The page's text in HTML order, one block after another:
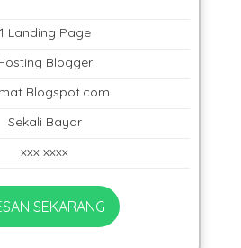
1 Landing Page
Blogger
Blogspot.com
Sekali Bayar
xxx xxxx
SEKARANG